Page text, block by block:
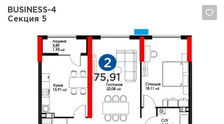
BUSINESS-4
Секция 5